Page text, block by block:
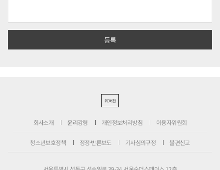
PC버전
회사소개 윤리강령 개인정보처리방침 이용자위원회
청소년보호정책 정정·반론보도 기사심의규정 불편신고